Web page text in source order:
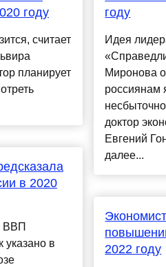
году
считает
планирует
в 2020
ВВП
указано в
году
Идея
Миронова
россиянам
доктор
Евгений
далее...
2022 году